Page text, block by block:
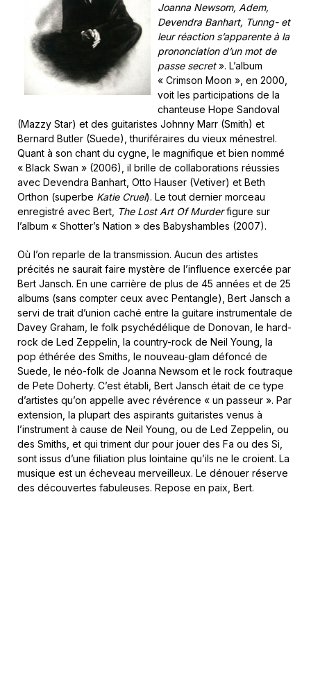
Joanna Newsom, Adem,
Devendra Banhart, Tunng- et
leur réaction s’apparente à la
prononciation d’un mot de
passe secret». L’album
« Crimson Moon », en 2000,
voit les participations de la
chanteuse Hope Sandoval
(Mazzy Star) et des guitaristes Johnny Marr (Smith) et
Bernard Butler (Suede), thuriféraires du vieux ménestrel.
Quant à son chant du cygne, le magnifique et bien nommé
« Black Swan » (2006), il brille de collaborations réussies
avec Devendra Banhart, Otto Hauser (Vetiver) et Beth
Orthon (superbe Katie Cruel). Le tout dernier morceau
enregistré avec Bert,
The Lost Art Of Murderfigure sur
l’album « Shotter’s Nation » des Babyshambles (2007).
Où l’on reparle de la transmission. Aucun des artistes
précités ne saurait faire mystère de l’influence exercée par
Bert Jansch. En une carrière de plus de 45 années et de 25
albums (sans compter ceux avec Pentangle), Bert Jansch a
servi de trait d’union caché entre la guitare instrumentale de
Davey Graham, le folk psychédélique de Donovan, le hard-
rock de Led Zeppelin, la country-rock de Neil Young, la
pop éthérée des Smiths, le nouveau-glam défoncé de
Suede, le néo-folk de Joanna Newsom et le rock foutraque
de Pete Doherty. C’est établi, Bert Jansch était de ce type
d’artistes qu’on appelle avec révérence « un passeur ». Par
extension, la plupart des aspirants guitaristes venus à
l’instrument à cause de Neil Young, ou de Led Zeppelin, ou
des Smiths, et qui triment dur pour jouer des Fa ou des Si,
sont issus d’une filiation plus lointaine qu’ils ne le croient. La
musique est un écheveau merveilleux. Le dénouer réserve
des découvertes fabuleuses. Repose en paix, Bert.